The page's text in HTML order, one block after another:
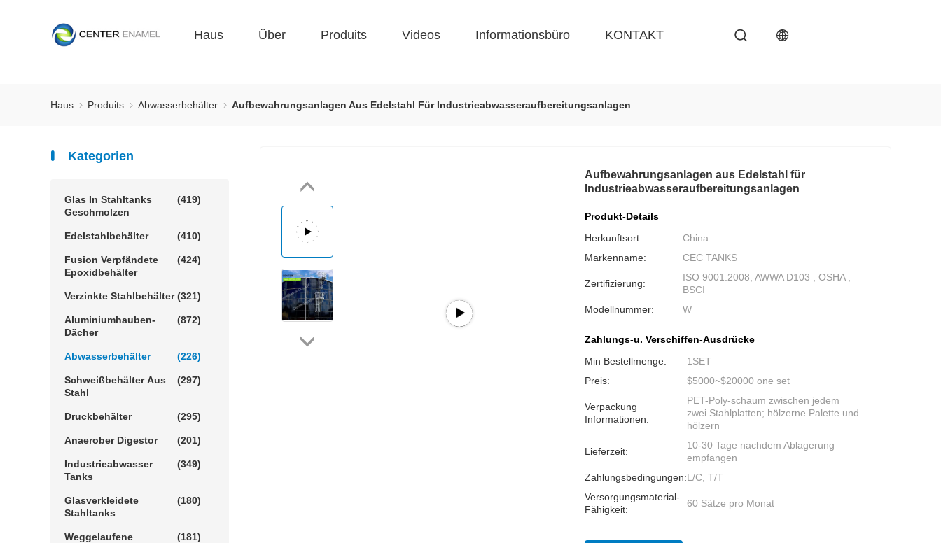
Haus Über Produits Videos Informationsbüro KONTAKT
Haus Produits Abwasserbehälter Aufbewahrungsanlagen Aus Edelstahl Für Industrieabwasseraufbereitungsanlagen
Kategorien
Glas In Stahltanks
Geschmolzen
(419)
Edelstahlbehälter (410)
Fusion Verpfändete
Epoxidbehälter
(424)
Verzinkte Stahlbehälter (321)
Aluminiumhauben-
Dächer
(872)
Abwasserbehälter (226)
Schweißbehälter Aus
Stahl
(297)
Druckbehälter (295)
Anaerober Digestor (201)
Industrieabwasser
Tanks
(349)
Glasverkleidete
Stahltanks
(180)
Weggelaufene
(181)
Aufbewahrungsanlagen aus Edelstahl für
Industrieabwasseraufbereitungsanlagen
Produkt-Details
Herkunftsort:
China
Markenname:
CEC TANKS
Zertifizierung:
ISO 9001:2008, AWWA D103 , OSHA ,
BSCI
Modellnummer:
W
Zahlungs-u. Verschiffen-Ausdrücke
Min Bestellmenge:
1SET
Preis:
$5000~$20000 one set
Verpackung
Informationen:
PET-Poly-schaum zwischen jedem
zwei Stahlplatten; hölzerne Palette und
hölzern
Lieferzeit:
10-30 Tage nachdem Ablagerung
empfangen
Zahlungsbedingungen:L/C, T/T
Versorgungsmaterial-
Fähigkeit:
60 Sätze pro Monat